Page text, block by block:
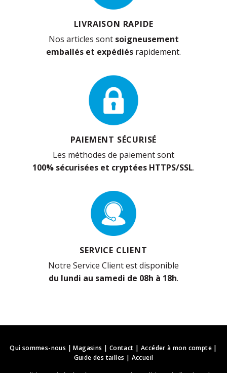
LIVRAISON RAPIDE
Nos articles sont soigneusement
emballés et expédiés rapidement.
PAIEMENT SÉCURISÉ
Les méthodes de paiement sont
100% sécurisées et cryptées HTTPS/SSL.
SERVICE CLIENT
Notre Service Client est disponible
du lundi au samedi de 08h à 18h.
Qui sommes-nous |Magasins | Contact | Accéder à mon compte|
Guide des tailles | Accueil